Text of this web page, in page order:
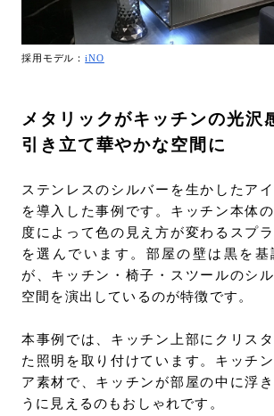
採用モデル：iNO
メタリックがキッチンの光沢
引き立て華やかな空間に
ステンレスのシルバーを生かしたア
を導入した事例です。キッチン本体
度によって色の見え方が変わるスプ
を選んでいます。部屋の壁は黒を基
が、キッチン・椅子・スツールのシ
空間を演出しているのが特徴です。
本事例では、キッチン上部にクリス
た照明を取り付けています。キッチ
ア素材で、キッチンが部屋の中に浮
うに見えるのもおしゃれです。